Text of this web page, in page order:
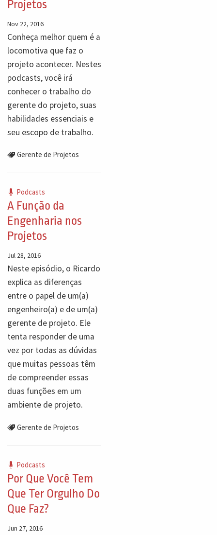
Projetos
Nov 22, 2016
Conheça melhor quem é a
locomotiva que faz o
projeto acontecer. Nestes
podcasts, você irá
conhecer o trabalho do
gerente do projeto, suas
habilidades essenciais e
seu escopo de trabalho.
Gerente de Projetos
Podcasts
A Função da
Engenharia nos
Projetos
Jul 28, 2016
Neste episódio, o Ricardo
explica as diferenças
entre o papel de um(a)
engenheiro(a) e de um(a)
gerente de projeto. Ele
tenta responder de uma
vez por todas as dúvidas
que muitas pessoas têm
de compreender essas
duas funções em um
ambiente de projeto.
Gerente de Projetos
Podcasts
Por Que Você Tem
Que Ter Orgulho Do
Que Faz?
Jun 27, 2016